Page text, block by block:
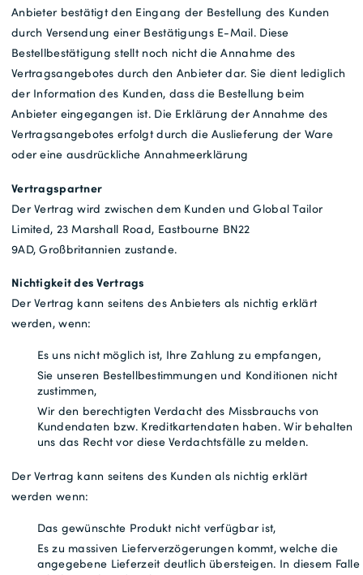
Anbieter bestätigt den Eingang der Bestellung des Kunden
durch Versendung einer Bestätigungs E-Mail. Diese
Bestellbestätigung stellt noch nicht die Annahme des
Vertragsangebotes durch den Anbieter dar. Sie dient lediglich
der Information des Kunden, dass die Bestellung beim
Anbieter eingegangen ist. Die Erklärung der Annahme des
Vertragsangebotes erfolgt durch die Auslieferung der Ware
oder eine ausdrückliche Annahmeerklärung
Vertragspartner
Der Vertrag wird zwischen dem Kunden und Global Tailor
Limited, 23 Marshall Road, Eastbourne BN22
9AD, Großbritannien zustande.
Nichtigkeit des Vertrags
Der Vertrag kann seitens des Anbieters als nichtig erklärt
werden, wenn:
Es uns nicht möglich ist, Ihre Zahlung zu empfangen,
Sie unseren Bestellbestimmungen und Konditionen nicht
zustimmen,
Wir den berechtigten Verdacht des Missbrauchs von
Kundendaten bzw. Kreditkartendaten haben. Wir behalten
uns das Recht vor diese Verdachtsfälle zu melden.
Der Vertrag kann seitens des Kunden als nichtig erklärt
werden wenn:
Das gewünschte Produkt nicht verfügbar ist,
Es zu massiven Lieferverzögerungen kommt, welche die
angegebene Lieferzeit deutlich übersteigen. In diesem Falle